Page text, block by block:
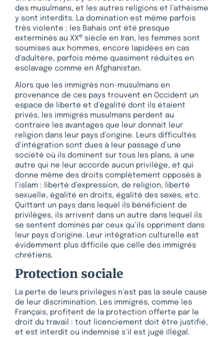
des musulmans, et les autres religions et l’athéisme
y sont interdits. La domination est même parfois
très violente : les Bahaïs ont été presque
exterminés au XXe siècle en Iran, les femmes sont
soumises aux hommes, encore lapidées en cas
d’adultère, parfois même quasiment réduites en
esclavage comme en Afghanistan.
Alors que les immigrés non-musulmans en
provenance de ces pays trouvent en Occident un
espace de liberté et d’égalité dont ils étaient
privés, les immigrés musulmans perdent au
contraire les avantages que leur donnait leur
religion dans leur pays d’origine. Leurs difficultés
d’intégration sont dues à leur passage d’une
société où ils dominent sur tous les plans, à une
autre qui ne leur accorde aucun privilège, et qui
donne même des droits complètement opposés à
l’islam : liberté d’expression, de religion, liberté
sexuelle, égalité en droits, égalité des sexes, etc.
Quittant un pays dans lequel ils bénéficient de
privilèges, ils arrivent dans un autre dans lequel ils
se sentent dominés par ceux qu’ils oppriment dans
leur pays d’origine. Leur intégration culturelle est
évidemment plus difficile que celle des immigrés
chrétiens.
Protection sociale
La perte de leurs privilèges n’est pas la seule cause
de leur discrimination. Les immigrés, comme les
Français, profitent de la protection offerte par le
droit du travail : tout licenciement doit être justifié,
et est interdit ou indemnisé s’il est jugé illégal.